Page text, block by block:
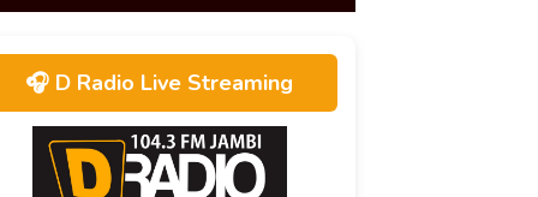
🎧 D Radio Live Streaming